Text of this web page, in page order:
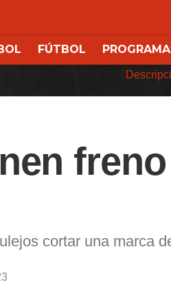
FÚTBOL
cortar una marca